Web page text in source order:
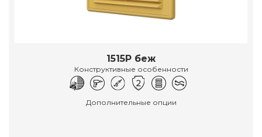
1515Р беж
Конструктивные особенности
Дополнительные опции